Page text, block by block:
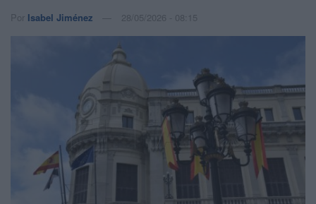
Por Isabel Jiménez 28/05/2026 - 08:15